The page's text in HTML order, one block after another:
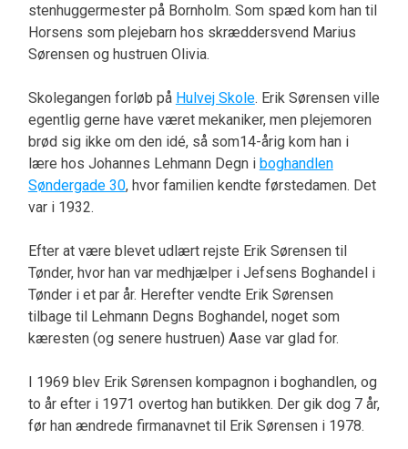
stenhuggermester på Bornholm. Som spæd kom han til
Horsens som plejebarn hos skræddersvend Marius
Sørensen og hustruen Olivia.
Skolegangen forløb på Hulvej Skole. Erik Sørensen ville
egentlig gerne have været mekaniker, men plejemoren
brød sig ikke om den idé, så som14-årig kom han i
lære hos Johannes Lehmann Degn i boghandlen
Søndergade 30, hvor familien kendte førstedamen. Det
var i 1932.
Efter at være blevet udlært rejste Erik Sørensen til
Tønder, hvor han var medhjælper i Jefsens Boghandel i
Tønder i et par år. Herefter vendte Erik Sørensen
tilbage til Lehmann Degns Boghandel, noget som
kæresten (og senere hustruen) Aase var glad for.
I 1969 blev Erik Sørensen kompagnon i boghandlen, og
to år efter i 1971 overtog han butikken. Der gik dog 7 år,
før han ændrede firmanavnet til Erik Sørensen i 1978.